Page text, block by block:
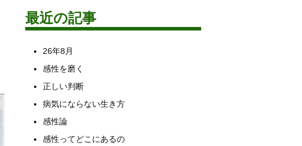
最近の記事
26年8月
感性を磨く
正しい判断
病気にならない生き方
感性論
感性ってどこにあるの